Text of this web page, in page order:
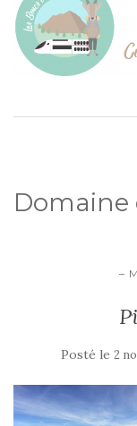
Domaine
–
Posté le 2